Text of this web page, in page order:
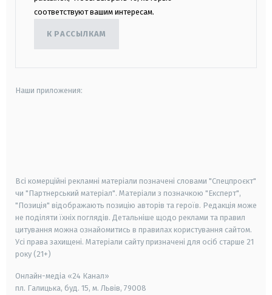
соответствуют вашим интересам.
К РАССЫЛКАМ
Наши приложения:
Всі комерційні рекламні матеріали позначені словами "Спецпроєкт"
чи "Партнерський матеріал". Матеріали з позначкою "Експерт",
"Позиція" відображають позицію авторів та героїв. Редакція може
не поділяти їхніх поглядів. Детальніше щодо реклами та правил
цитування можна ознайомитись в правилах користування сайтом.
Усі права захищені. Матеріали сайту призначені для осіб старше 21
року (21+)
Онлайн-медіа «24 Канал»
пл. Галицька, буд. 15, м. Львів, 79008